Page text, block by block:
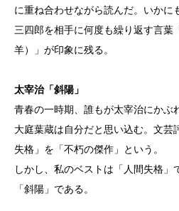
に重ね合わせながら読んだ。いかに
三四郎を相手に何度も繰り返す言葉
羊）」が印象に残る。
太宰治「斜陽」
青春の一時期、誰もが太宰治にかぶ
大庭葉蔵は自分だと思い込む。文芸
失格」を「不朽の傑作」という。
しかし、私のベストは「人間失格」
「斜陽」である。